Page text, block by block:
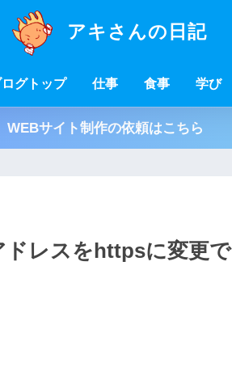
アキさんの日記
ログトップ 仕事 食事 学び
WEBサイト制作の依頼はこちら
ドレスをhttpsに変更で